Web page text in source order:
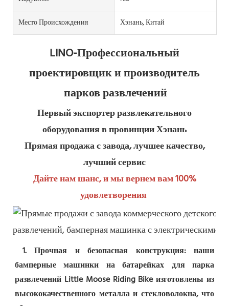
Место Происхождения
Хэнань, Китай
LINO-Профессиональный
проектировщик и производитель
парков развлечений
Первый экспортер развлекательного
оборудования в провинции Хэнань
Прямая продажа с завода, лучшее качество,
лучший сервис
Дайте нам шанс, и мы вернем вам 100%
удовлетворения
1. Прочная и безопасная конструкция: наши
бамперные машинки на батарейках для парка
развлечений Little Moose Riding Bike изготовлены из
высококачественного металла и стекловолокна, что